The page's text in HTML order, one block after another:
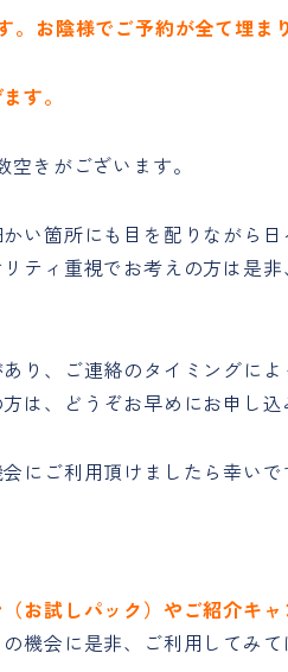
お陰様でご予約が全て埋ま
す。
きがございます。
い箇所にも目を配りながら
ティ重視でお考えの方は是
り、ご連絡のタイミングに
は、どうぞお早めにお申し込
にご利用頂けましたら幸いで
お試しパック）やご紹介キャ
機会に是非、ご利用してみて